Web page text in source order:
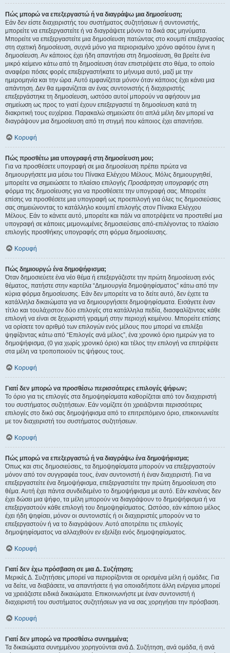
Πώς μπορώ να επεξεργαστώ ή να διαγράψω μια δημοσίευση;
Εάν δεν είστε διαχειριστής του συστήματος συζητήσεων ή συντονιστής,
μπορείτε να επεξεργαστείτε ή να διαγράψετε μόνον τα δικά σας μηνύματα.
Μπορείτε να επεξεργαστείτε μια δημοσίευση πατώντας στο κουμπί επεξεργασίας
στη σχετική δημοσίευση, συχνά μόνο για περιορισμένο χρόνο αφότου έγινε η
δημοσίευση. Αν κάποιος έχει ήδη απαντήσει στη δημοσίευση, θα βρείτε ένα
μικρό κείμενο κάτω από τη δημοσίευση όταν επιστρέψετε στο θέμα, το οποίο
αναφέρει πόσες φορές επεξεργαστήκατε το μήνυμα αυτό, μαζί με την
ημερομηνία και την ώρα. Αυτό εμφανίζεται μόνον όταν κάποιος έχει κάνει μια
απάντηση. Δεν θα εμφανίζεται αν ένας συντονιστής ή διαχειριστής
επεξεργάστηκε τη δημοσίευση, ωστόσο αυτοί μπορούν να αφήσουν μια
σημείωση ως προς το γιατί έχουν επεξεργαστεί τη δημοσίευση κατά τη
διακριτική τους ευχέρεια. Παρακαλώ σημειώστε ότι απλά μέλη δεν μπορεί να
διαγράψουν μια δημοσίευση από τη στιγμή που κάποιος έχει απαντήσει.
Κορυφή
Πώς προσθέτω μια υπογραφή στη δημοσίευση μου;
Για να προσθέσετε υπογραφή σε μια δημοσίευση πρέπει πρώτα να
δημιουργήσετε μια μέσω του Πίνακα Ελέγχου Μέλους. Μόλις δημιουργηθεί,
μπορείτε να σημειώσετε το πλαίσιο επιλογής Προσάρτηση υπογραφής στη
φόρμα της δημοσίευσης για να προσθέσετε την υπογραφή σας. Μπορείτε
επίσης να προσθέσετε μια υπογραφή ως προεπιλογή για όλες τις δημοσιεύσεις
σας σημειώνοντας το κατάλληλο κουμπί επιλογής στον Πίνακα Ελέγχου
Μέλους. Εάν το κάνετε αυτό, μπορείτε και πάλι να αποτρέψετε να προστεθεί μια
υπογραφή σε κάποιες μεμονωμένες δημοσιεύσεις από-επιλέγοντας το πλαίσιο
επιλογής προσθήκης υπογραφής στη φόρμα δημοσίευσης.
Κορυφή
Πώς δημιουργώ ένα δημοψήφισμα;
Όταν δημοσιεύετε ένα νέο θέμα ή επεξεργάζεστε την πρώτη δημοσίευση ενός
θέματος, πατήστε στην καρτέλα “Δημιουργία δημοψηφίσματος” κάτω από την
κύρια φόρμα δημοσίευσης. Εάν δεν μπορείτε να το δείτε αυτό, δεν έχετε τα
κατάλληλα δικαιώματα για να δημιουργήσετε δημοψηφίσματα. Εισάγετε έναν
τίτλο και τουλάχιστον δύο επιλογές στα κατάλληλα πεδία, διασφαλίζοντας κάθε
επιλογή να είναι σε ξεχωριστή γραμμή στην περιοχή κειμένου. Μπορείτε επίσης
να ορίσετε τον αριθμό των επιλογών ενός μέλους που μπορεί να επιλέξει
ψηφίζοντας κάτω από “Επιλογές ανά μέλος”, ένα χρονικό όριο ημερών για το
δημοψήφισμα, (0 για χωρίς χρονικό όριο) και τέλος την επιλογή να επιτρέψετε
στα μέλη να τροποποιούν τις ψήφους τους.
Κορυφή
Γιατί δεν μπορώ να προσθέσω περισσότερες επιλογές ψήφων;
Το όριο για τις επιλογές στα δημοψηφίσματα καθορίζεται από τον διαχειριστή
του συστήματος συζητήσεων. Εάν νομίζετε ότι χρειάζονται περισσότερες
επιλογές στο δικό σας δημοψήφισμα από το επιτρεπόμενο όριο, επικοινωνείτε
με τον διαχειριστή του συστήματος συζητήσεων.
Κορυφή
Πώς μπορώ να επεξεργαστώ ή να διαγράψω ένα δημοψήφισμα;
Όπως και στις δημοσιεύσεις, τα δημοψηφίσματα μπορούν να επεξεργαστούν
μόνον από τον συγγραφέα τους, έναν συντονιστή ή έναν διαχειριστή. Για να
επεξεργαστείτε ένα δημοψήφισμα, επεξεργαστείτε την πρώτη δημοσίευση στο
θέμα. Αυτή έχει πάντα συνδεδεμένο το δημοψήφισμα με αυτό. Εάν κανένας δεν
έχει δώσει μια ψήφο, τα μέλη μπορούν να διαγράψουν το δημοψήφισμα ή να
επεξεργαστούν κάθε επιλογή του δημοψηφίσματος. Ωστόσο, εάν κάποιο μέλος
έχει ήδη ψηφίσει, μόνον οι συντονιστές ή οι διαχειριστές μπορούν να το
επεξεργαστούν ή να το διαγράψουν. Αυτό αποτρέπει τις επιλογές
δημοψηφίσματος να αλλαχθούν εν εξελίξει ενός δημοψηφίσματος.
Κορυφή
Γιατί δεν έχω πρόσβαση σε μια Δ. Συζήτηση;
Μερικές Δ. Συζητήσεις μπορεί να περιορίζονται σε ορισμένα μέλη ή ομάδες. Για
να δείτε, να διαβάσετε, να απαντήσετε ή για οποιαδήποτε άλλη ενέργεια μπορεί
να χρειάζεστε ειδικά δικαιώματα. Επικοινωνήστε με έναν συντονιστή ή
διαχειριστή του συστήματος συζητήσεων για να σας χορηγήσει την πρόσβαση.
Κορυφή
Γιατί δεν μπορώ να προσθέσω συνημμένα;
Τα δικαιώματα συνημμένου χορηγούνται ανά Δ. Συζήτηση, ανά ομάδα, ή ανά